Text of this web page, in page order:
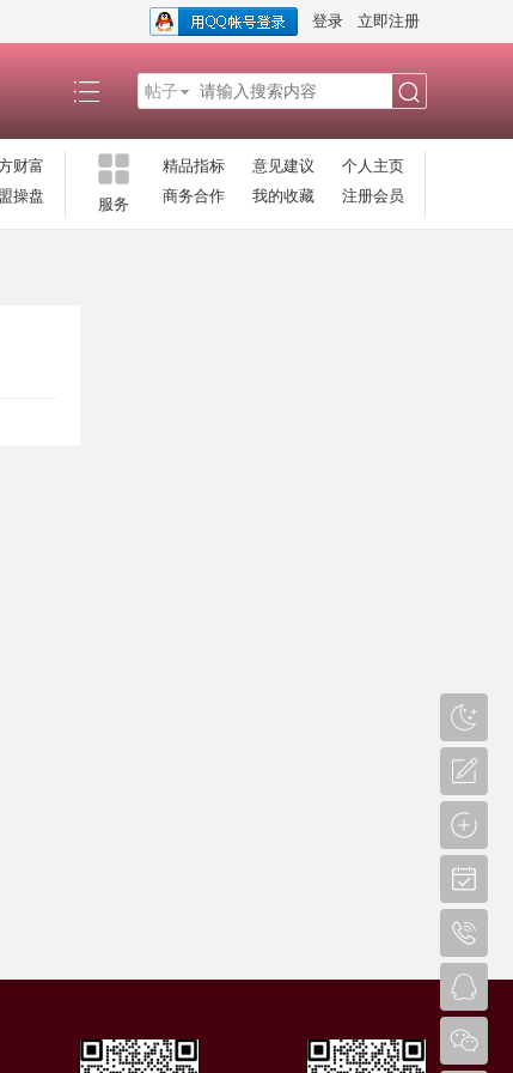
登录 立即注册
帖子
财富
操盘 服务
精品指标 意见建议
个人主页
商务合作
我的收藏 注册会员